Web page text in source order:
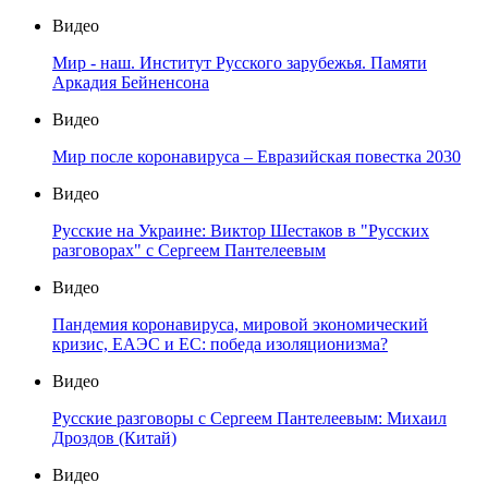
Видео
Мир - наш. Институт Русского зарубежья. Памяти
Аркадия Бейненсона
Видео
Мир после коронавируса – Евразийская повестка 2030
Видео
Русские на Украине: Виктор Шестаков в "Русских
разговорах" с Сергеем Пантелеевым
Видео
Пандемия коронавируса, мировой экономический
кризис, ЕАЭС и ЕС: победа изоляционизма?
Видео
Русские разговоры с Сергеем Пантелеевым: Михаил
Дроздов (Китай)
Видео